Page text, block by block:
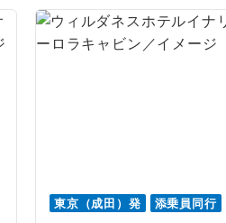
東京（成田）発 添乗員同行
ホテル指定 ご紹介する